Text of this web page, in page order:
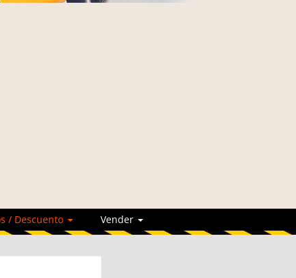
/ Descuento Vender